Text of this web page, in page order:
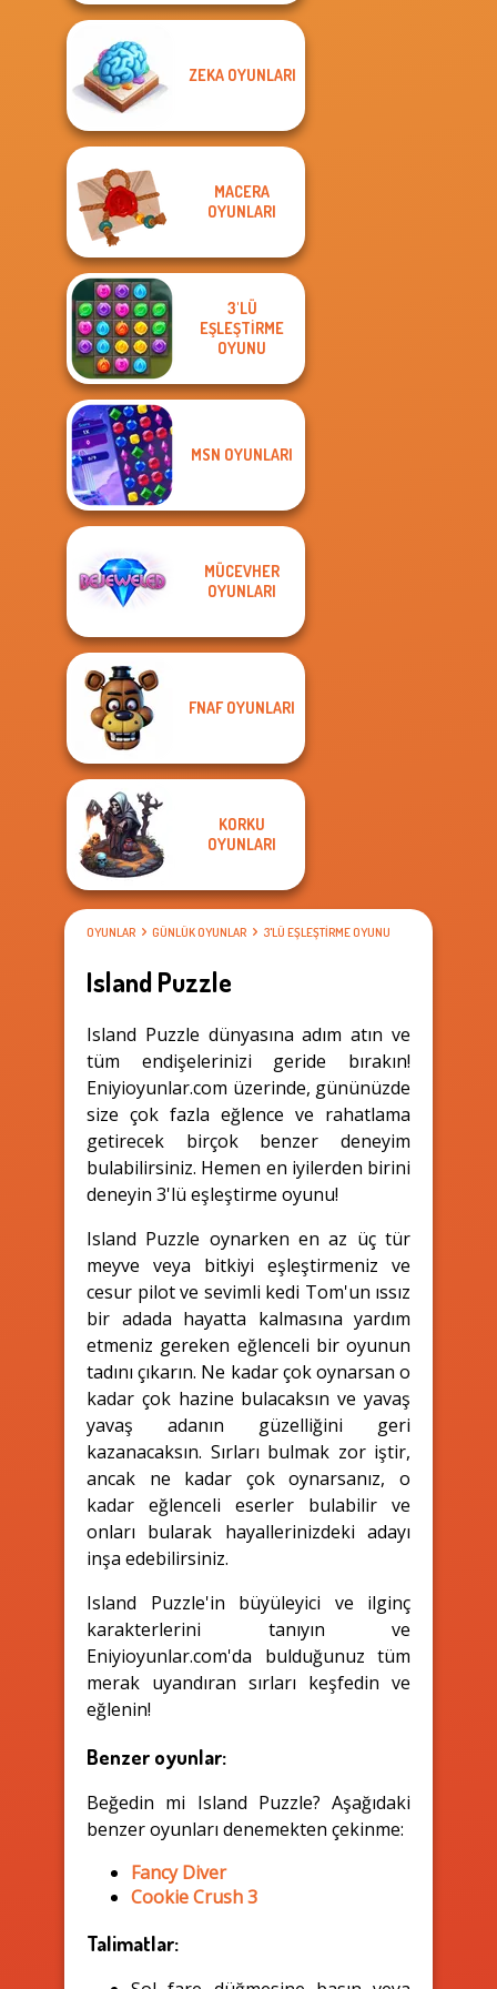
ZEKA OYUNLARI
MACERA
OYUNLARI
3'LÜ
EŞLEŞTIRME
OYUNU
MSN OYUNLARI
MÜCEVHER
OYUNLARI
FNAF OYUNLARI
KORKU
OYUNLARI
OYUNLAR GÜNLÜK OYUNLAR 3'LÜ EŞLEŞTIRME OYUNU
Island Puzzle
Island Puzzle dünyasına adım atın ve
tüm endişelerinizi geride bırakın!
Eniyioyunlar.com üzerinde, gününüzde
size çok fazla eğlence ve rahatlama
getirecek birçok benzer deneyim
bulabilirsiniz. Hemen en iyilerden birini
deneyin 3'lü eşleştirme oyunu!
Island Puzzle oynarken en az üç tür
meyve veya bitkiyi eşleştirmeniz ve
cesur pilot ve sevimli kedi Tom'un ıssız
bir adada hayatta kalmasına yardım
etmeniz gereken eğlenceli bir oyunun
tadını çıkarın. Ne kadar çok oynarsan o
kadar çok hazine bulacaksın ve yavaş
yavaş adanın güzelliğini geri
kazanacaksın. Sırları bulmak zor iştir,
ancak ne kadar çok oynarsanız, o
kadar eğlenceli eserler bulabilir ve
onları bularak hayallerinizdeki adayı
inşa edebilirsiniz.
Island Puzzle'in büyüleyici ve ilginç
karakterlerini tanıyın ve
Eniyioyunlar.com'da bulduğunuz tüm
merak uyandıran sırları keşfedin ve
eğlenin!
Benzer oyunlar:
Beğedin mi Island Puzzle? Aşağıdaki
benzer oyunları denemekten çekinme:
Fancy Diver
Cookie Crush 3
Talimatlar: